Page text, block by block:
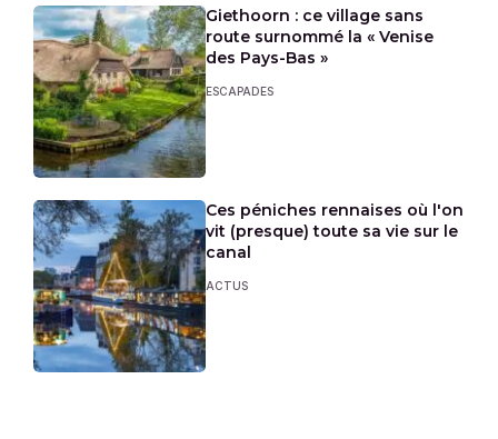
Giethoorn : ce village sans
route surnommé la « Venise
des Pays-Bas »
ESCAPADES
Ces péniches rennaises où l'on
vit (presque) toute sa vie sur le
canal
ACTUS